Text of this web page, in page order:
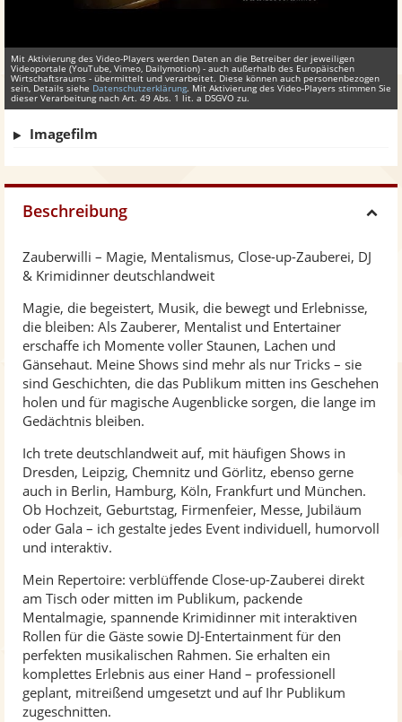
Mit Aktivierung des Video-Players werden Daten an die Betreiber der jeweiligen
Videoportale (YouTube, Vimeo, Dailymotion) - auch außerhalb des Europäischen
Wirtschaftsraums - übermittelt und verarbeitet. Diese können auch personenbezogen
sein, Details siehe Datenschutzerklärung. Mit Aktivierung des Video-Players stimmen Sie
dieser Verarbeitung nach Art. 49 Abs. 1 lit. a DSGVO zu.
Imagefilm
Beschreibung
Zauberwilli – Magie, Mentalismus, Close-up-Zauberei, DJ
& Krimidinner deutschlandweit
Magie, die begeistert, Musik, die bewegt und Erlebnisse,
die bleiben: Als Zauberer, Mentalist und Entertainer
erschaffe ich Momente voller Staunen, Lachen und
Gänsehaut. Meine Shows sind mehr als nur Tricks – sie
sind Geschichten, die das Publikum mitten ins Geschehen
holen und für magische Augenblicke sorgen, die lange im
Gedächtnis bleiben.
Ich trete deutschlandweit auf, mit häufigen Shows in
Dresden, Leipzig, Chemnitz und Görlitz, ebenso gerne
auch in Berlin, Hamburg, Köln, Frankfurt und München.
Ob Hochzeit, Geburtstag, Firmenfeier, Messe, Jubiläum
oder Gala – ich gestalte jedes Event individuell, humorvoll
und interaktiv.
Mein Repertoire: verblüffende Close-up-Zauberei direkt
am Tisch oder mitten im Publikum, packende
Mentalmagie, spannende Krimidinner mit interaktiven
Rollen für die Gäste sowie DJ-Entertainment für den
perfekten musikalischen Rahmen. Sie erhalten ein
komplettes Erlebnis aus einer Hand – professionell
geplant, mitreißend umgesetzt und auf Ihr Publikum
zugeschnitten.